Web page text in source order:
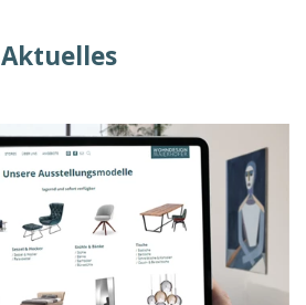
Aktuelles